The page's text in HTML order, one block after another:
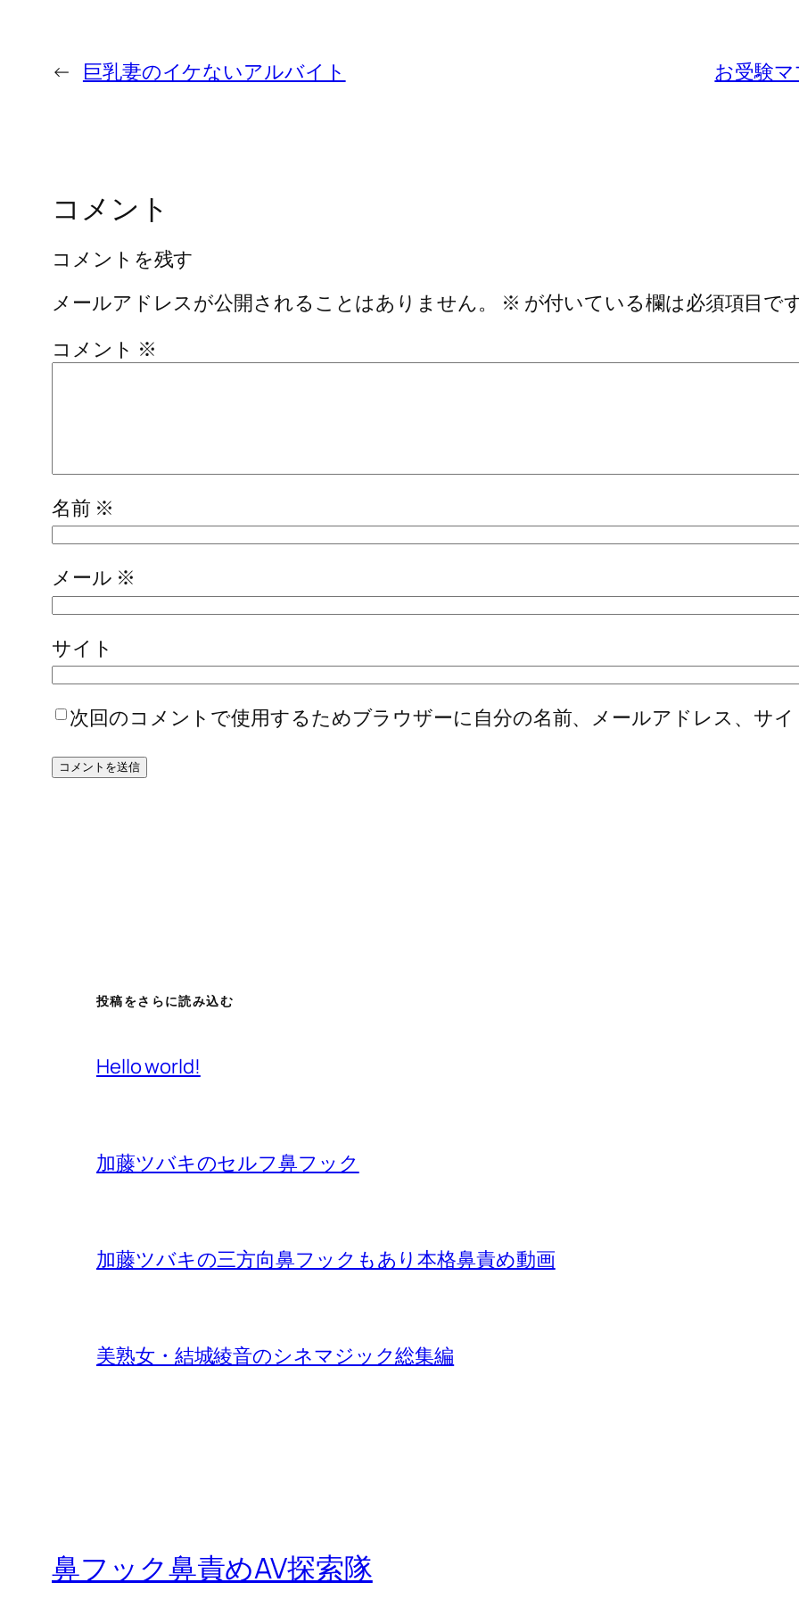
← 巨乳妻のイケないアルバイト お受験
コメント
コメントを残す
メールアドレスが公開されることはありません。
※ が付いている欄は必須項目で
コメント ※
名前 ※
メール ※
サイト
次回のコメントで使用するためブラウザーに自分の名前、メールアドレス、サイ
投稿をさらに読み込む
Hello world!
加藤ツバキのセルフ鼻フック
加藤ツバキの三方向鼻フックもあり本格鼻責め動画
美熟女・結城綾音のシネマジック総集編
鼻フック鼻責めAV探索隊